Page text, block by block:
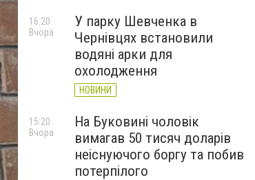
У парку Шевченка в
Чернівцях встановили
водяні арки для
охолодження
НОВИНИ
16:20
Вчора
На Буковині чоловік
вимагав 50 тисяч доларів
неіснуючого боргу та побив
потерпілого
15:20
Вчора